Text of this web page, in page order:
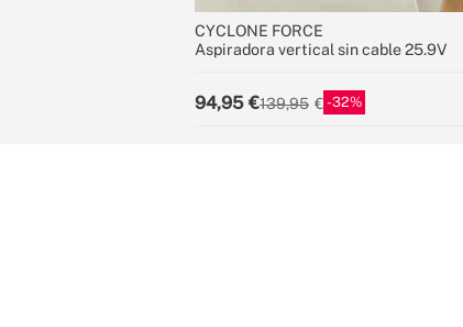
CYCLONE FORCE
Aspiradora vertical sin cable 25.9V
94,95 139,95 32